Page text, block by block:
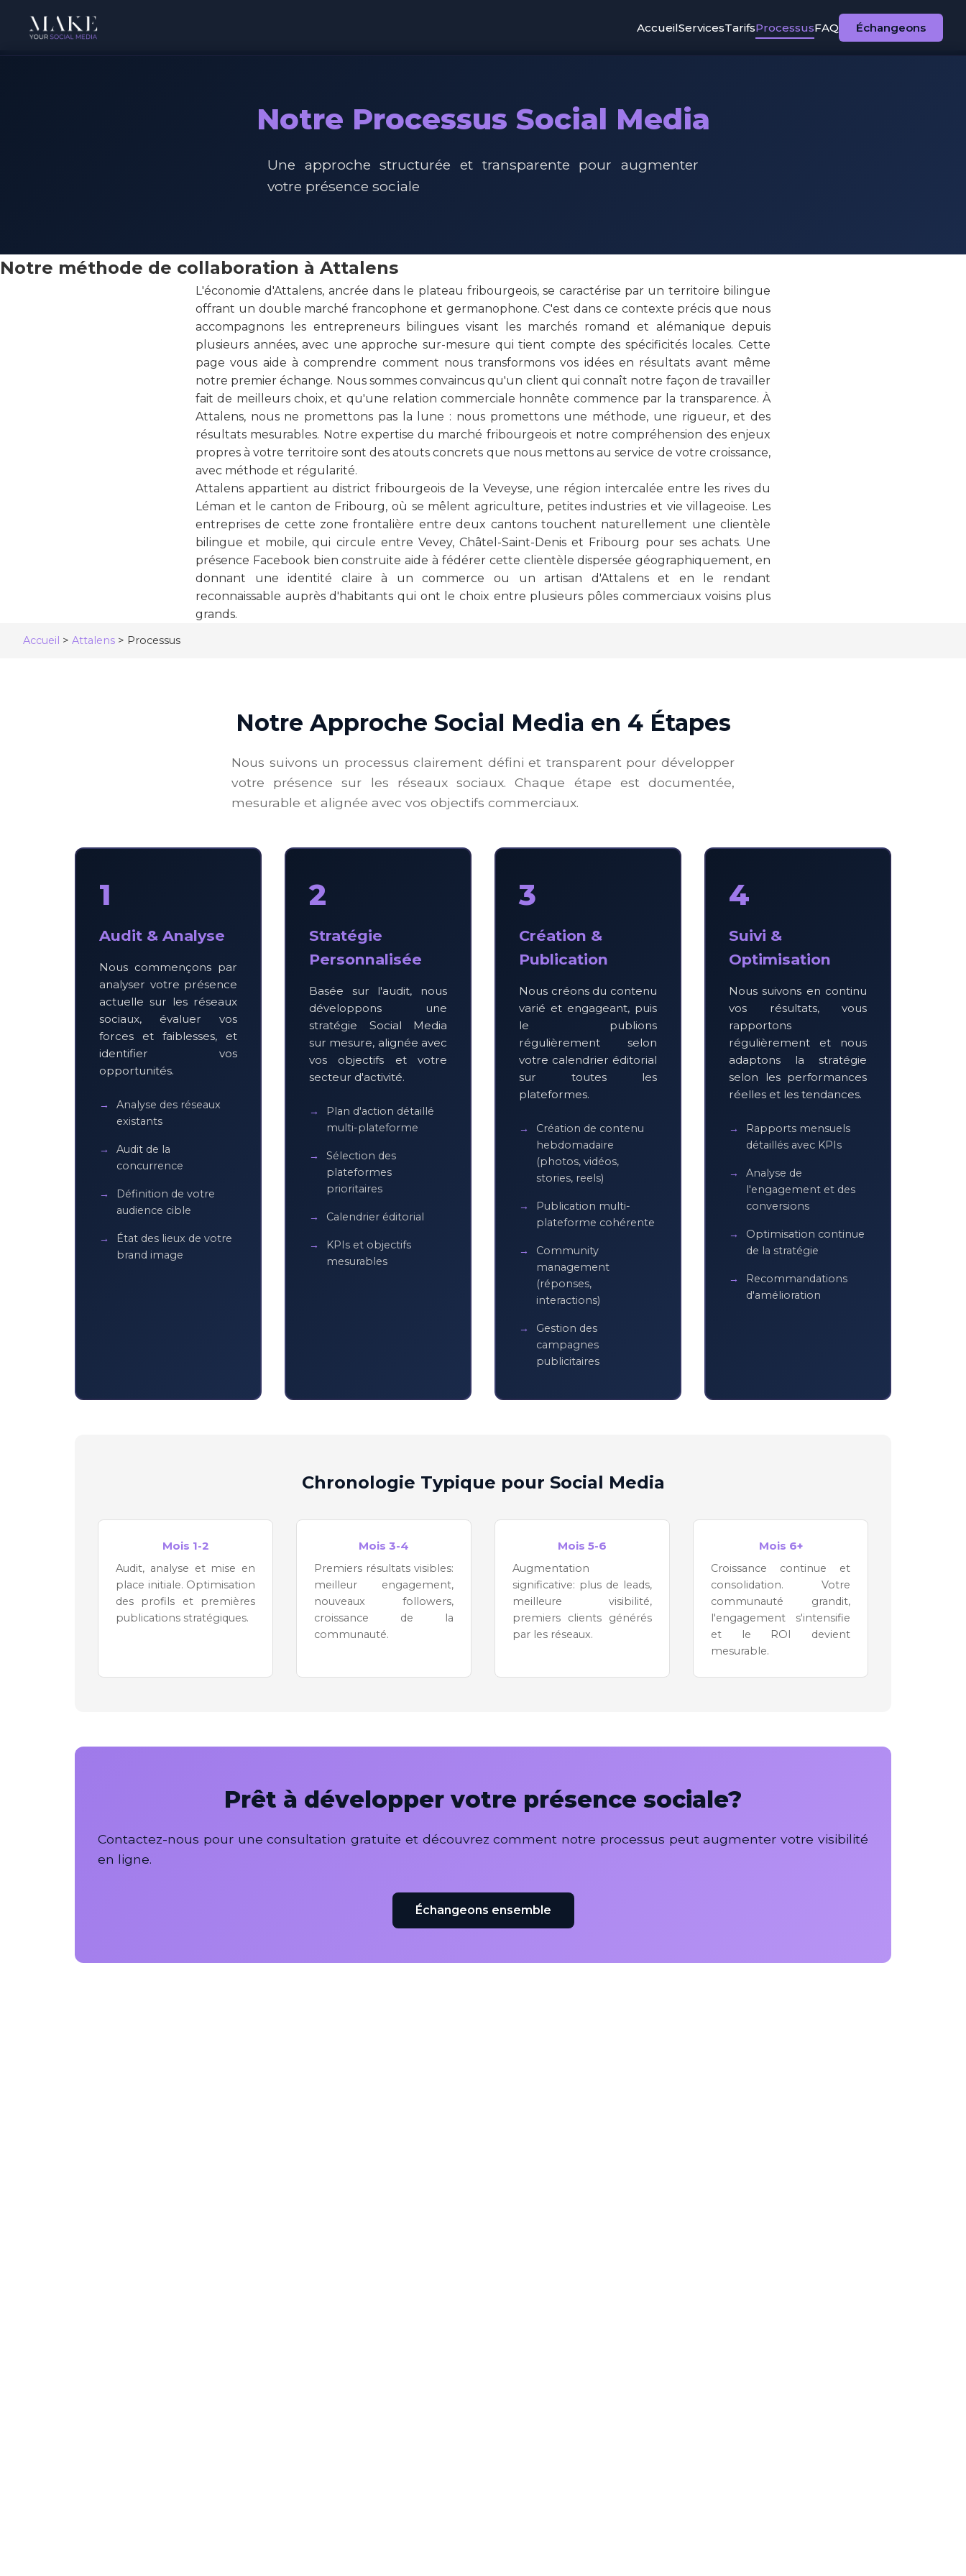
AccueilServicesTarifsProcessusFAQ Échangeons
Notre Processus Social Media
Une approche structurée et transparente pour augmenter
votre présence sociale
Notre méthode de collaboration à Attalens
L'économie d'Attalens, ancrée dans le plateau fribourgeois, se caractérise par un territoire bilingue
offrant un double marché francophone et germanophone. C'est dans ce contexte précis que nous
accompagnons les entrepreneurs bilingues visant les marchés romand et alémanique depuis
plusieurs années, avec une approche sur-mesure qui tient compte des spécificités locales. Cette
page vous aide à comprendre comment nous transformons vos idées en résultats avant même
notre premier échange. Nous sommes convaincus qu'un client qui connaît notre façon de travailler
fait de meilleurs choix, et qu'une relation commerciale honnête commence par la transparence. À
Attalens, nous ne promettons pas la lune : nous promettons une méthode, une rigueur, et des
résultats mesurables. Notre expertise du marché fribourgeois et notre compréhension des enjeux
propres à votre territoire sont des atouts concrets que nous mettons au service de votre croissance,
avec méthode et régularité.
Attalens appartient au district fribourgeois de la Veveyse, une région intercalée entre les rives du
Léman et le canton de Fribourg, où se mêlent agriculture, petites industries et vie villageoise. Les
entreprises de cette zone frontalière entre deux cantons touchent naturellement une clientèle
bilingue et mobile, qui circule entre Vevey, Châtel-Saint-Denis et Fribourg pour ses achats. Une
présence Facebook bien construite aide à fédérer cette clientèle dispersée géographiquement, en
donnant une identité claire à un commerce ou un artisan d'Attalens et en le rendant
reconnaissable auprès d'habitants qui ont le choix entre plusieurs pôles commerciaux voisins plus
grands.
Accueil > Attalens > Processus
Notre Approche Social Media en 4 Étapes
Nous suivons un processus clairement défini et transparent pour développer
votre présence sur les réseaux sociaux. Chaque étape est documentée,
mesurable et alignée avec vos objectifs commerciaux.
1
Audit & Analyse
Nous commençons par
analyser votre présence
actuelle sur les réseaux
sociaux, évaluer vos
forces et faiblesses, et
identifier vos
opportunités.
Analyse des réseaux
existants
Audit de la
concurrence
Définition de votre
audience cible
État des lieux de votre
brand image
2
Stratégie
Personnalisée
Basée sur l'audit, nous
développons une
stratégie Social Media
sur mesure, alignée avec
vos objectifs et votre
secteur d'activité.
Plan d'action détaillé
multi-plateforme
Sélection des
plateformes
prioritaires
Calendrier éditorial
KPIs et objectifs
mesurables
3
Création &
Publication
Nous créons du contenu
varié et engageant, puis
le publions
régulièrement selon
votre calendrier éditorial
sur toutes les
plateformes.
Création de contenu
hebdomadaire
(photos, vidéos,
stories, reels)
Publication multi-
plateforme cohérente
Community
management
(réponses,
interactions)
Gestion des
campagnes
publicitaires
4
Suivi &
Optimisation
Nous suivons en continu
vos résultats, vous
rapportons
régulièrement et nous
adaptons la stratégie
selon les performances
réelles et les tendances.
Rapports mensuels
détaillés avec KPIs
Analyse de
l'engagement et des
conversions
Optimisation continue
de la stratégie
Recommandations
d'amélioration
Chronologie Typique pour Social Media
Mois 1-2
Audit, analyse et mise en
place initiale. Optimisation
des profils et premières
publications stratégiques.
Mois 3-4
Premiers résultats visibles:
meilleur engagement,
nouveaux followers,
croissance de la
communauté.
Mois 5-6
Augmentation
significative: plus de leads,
meilleure visibilité,
premiers clients générés
par les réseaux.
Mois 6+
Croissance continue et
consolidation. Votre
communauté grandit,
l'engagement s'intensifie
et le ROI devient
mesurable.
Prêt à développer votre présence sociale?
Contactez-nous pour une consultation gratuite et découvrez comment notre processus peut augmenter votre visibilité
en ligne.
Échangeons ensemble